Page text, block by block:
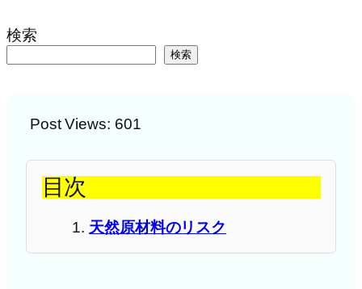
検索
検索
Post Views: 601
目次
天然原材料のリスク